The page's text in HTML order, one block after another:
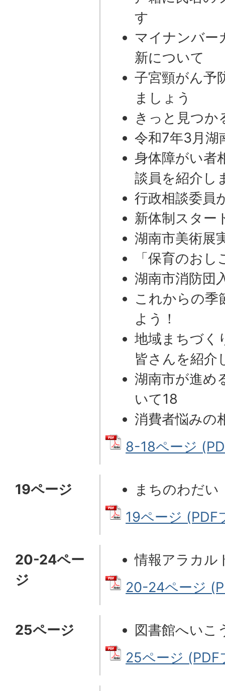
す
マイナンバー
新について
子宮頸がん予
ましょう
きっと見つか
令和7年3月湖
身体障がい者
談員を紹介し
行政相談委員
新体制スター
湖南市美術展
「保育のお
湖南市消防団
これからの季
よう！
地域まちづく
皆さんを紹介
湖南市が進め
いて18
消費者悩みの
8-18ページ
19ページ
まちのわだい
19ページ (PDF
20-24ペー
ジ
情報アラカル
20-24ページ
25ページ
図書館へいこ
25ページ